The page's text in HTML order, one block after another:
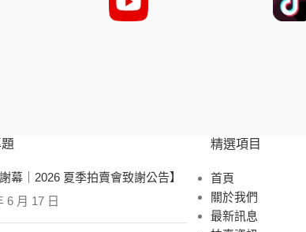
謝幕｜2026 夏季拍賣會致謝公告】
6 月 17 日
精選項目
首頁
關於我們
最新訊息